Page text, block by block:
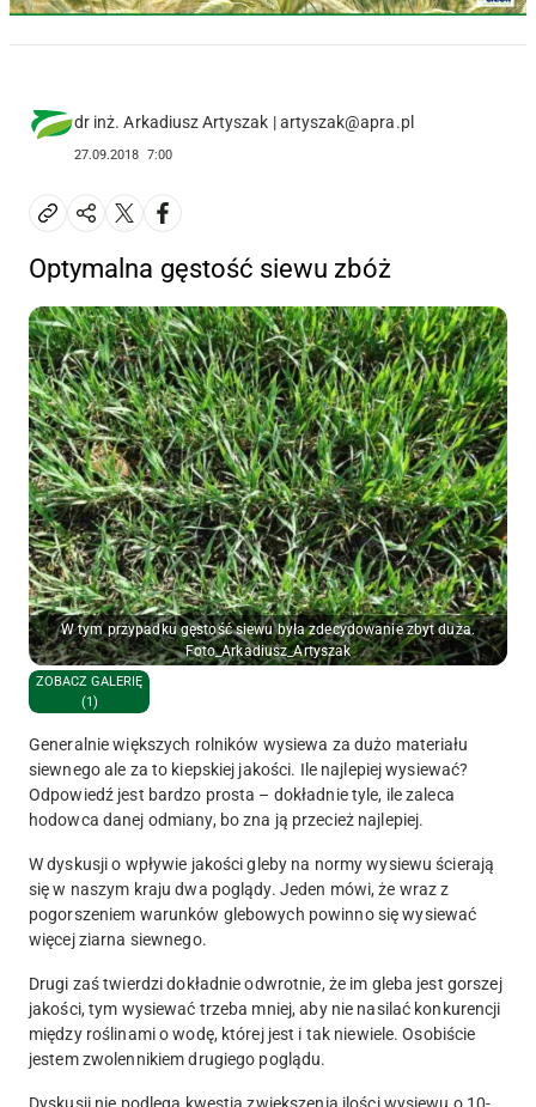
dr inż. Arkadiusz Artyszak | artyszak@apra.pl
27.09.2018 7:00
Optymalna gęstość siewu zbóż
W tym przypadku gęstość siewu była zdecydowanie zbyt duża.
Foto_Arkadiusz_Artyszak
ZOBACZ GALERIĘ
(1)
Generalnie większych rolników wysiewa za dużo materiału
siewnego ale za to kiepskiej jakości. Ile najlepiej wysiewać?
Odpowiedź jest bardzo prosta – dokładnie tyle, ile zaleca
hodowca danej odmiany, bo zna ją przecież najlepiej.
W dyskusji o wpływie jakości gleby na normy wysiewu ścierają
się w naszym kraju dwa poglądy. Jeden mówi, że wraz z
pogorszeniem warunków glebowych powinno się wysiewać
więcej ziarna siewnego.
Drugi zaś twierdzi dokładnie odwrotnie, że im gleba jest gorszej
jakości, tym wysiewać trzeba mniej, aby nie nasilać konkurencji
między roślinami o wodę, której jest i tak niewiele. Osobiście
jestem zwolennikiem drugiego poglądu.
Dyskusji nie podlega kwestia zwiększenia ilości wysiewu o 10-